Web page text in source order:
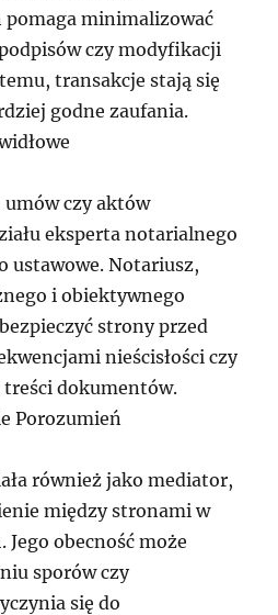
minimalizować
czy modyfikacji
transakcje stają się
godne zaufania.
umów czy aktów
eksperta notarialnego
ustawowe. Notariusz,
i obiektywnego
strony przed
nieścisłości czy
treści dokumentów.
Porozumień
również jako mediator,
między stronami w
obecność może
sporów czy
się do